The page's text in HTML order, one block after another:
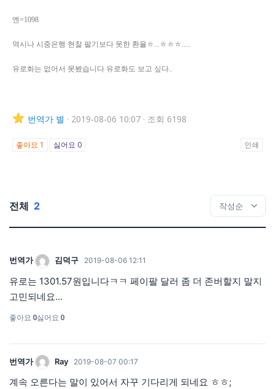
엔=1098
역시나 시중은행 현찰 팔기보다 못한 환율ㅎ...ㅎㅎㅎ.....
유로화는 없어서 못봤습니다 유로화도 보고 싶다..
번역가 별 · 2019-08-06 10:07 · 조회 6198
좋아요 1 싫어요 0 인쇄
전체 2
번역가 김덕구 2019-08-06 12:11
유로는 1301.57원입니다ㅋㅋ 페이팔 달러 좀 더 존버할지 말지
고민되네요...
좋아요 0싫어요 0
번역가 Ray 2019-08-07 00:17
계속 오른다는 말이 있어서 자꾸 기다리게 되네요 ㅎㅎ;